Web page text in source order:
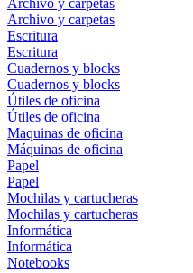
Archivo y carpetas
Archivo y carpetas
Escritura
Escritura
Cuadernos y blocks
Cuadernos y blocks
Útiles de oficina
Útiles de oficina
Maquinas de oficina
Máquinas de oficina
Papel
Papel
Mochilas y cartucheras
Mochilas y cartucheras
Informática
Informática
Notebooks